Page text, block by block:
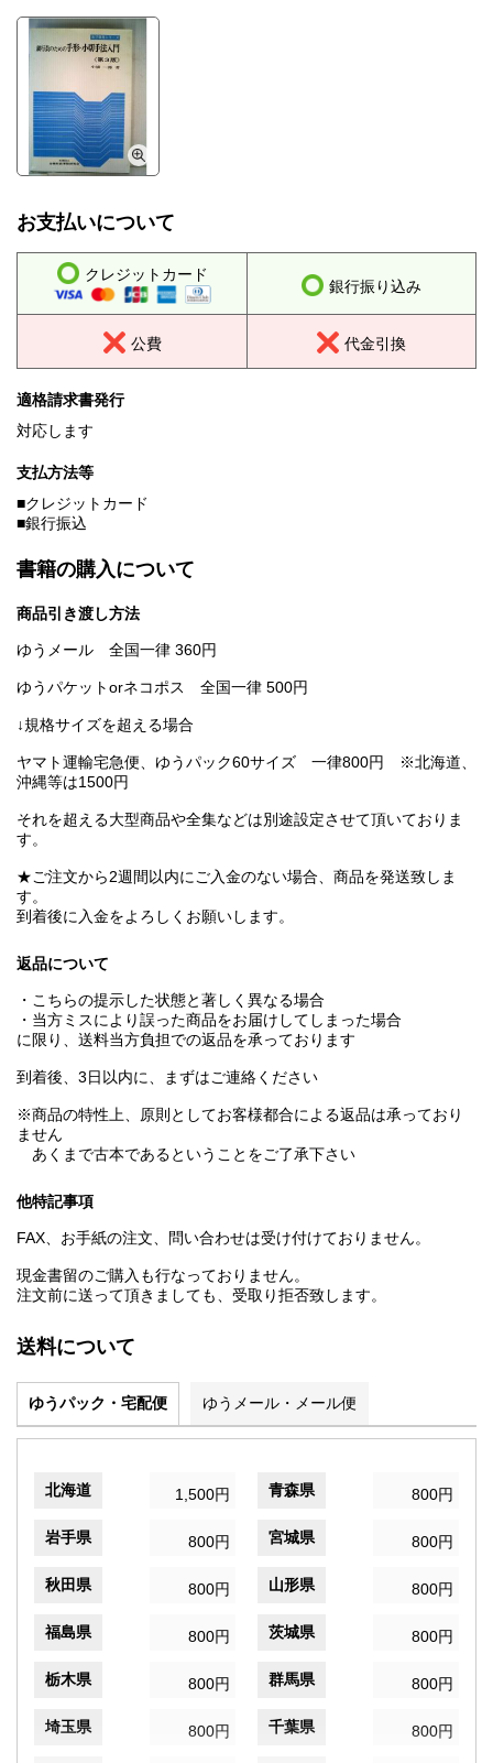
お支払いについて
クレジットカード
銀行振り込み
公費 代金引換
適格請求書発行
対応します
支払方法等
■クレジットカード
■銀行振込
書籍の購入について
商品引き渡し方法
ゆうメール 全国一律 360円
ゆうパケットorネコポス 全国一律 500円
↓規格サイズを超える場合
ヤマト運輸宅急便、ゆうパック60サイズ 一律800円 ※北海道、
沖縄等は1500円
それを超える大型商品や全集などは別途設定させて頂いておりま
す。
★ご注文から2週間以内にご入金のない場合、商品を発送致しま
す。
到着後に入金をよろしくお願いします。
返品について
・こちらの提示した状態と著しく異なる場合
・当方ミスにより誤った商品をお届けしてしまった場合
に限り、送料当方負担での返品を承っております
到着後、3日以内に、まずはご連絡ください
※商品の特性上、原則としてお客様都合による返品は承っており
ません
あくまで古本であるということをご了承下さい
他特記事項
FAX、お手紙の注文、問い合わせは受け付けておりません。
現金書留のご購入も行なっておりません。
注文前に送って頂きましても、受取り拒否致します。
送料について
ゆうパック・宅配便 ゆうメール・メール便
北海道 1,500円 青森県 800円
岩手県 800円 宮城県 800円
秋田県 800円 山形県 800円
福島県 800円 茨城県 800円
栃木県 800円 群馬県 800円
埼玉県 800円 千葉県 800円